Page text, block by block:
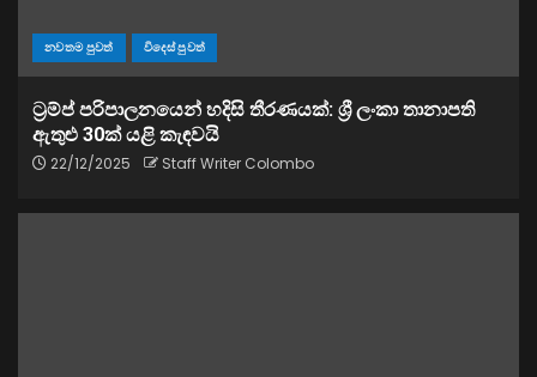
නවතම පුවත් විදෙස් පුවත්
ට්‍රම්ප් පරිපාලනයෙන් හදිසි තීරණයක්: ශ්‍රී ලංකා තානාපති
ඇතුළු 30ක් යළි කැඳවයි
22/12/2025 Staff Writer Colombo